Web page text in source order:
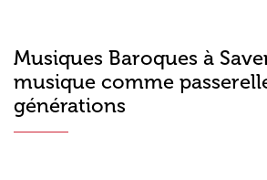
Musiques Baroques à
musique comme
générations